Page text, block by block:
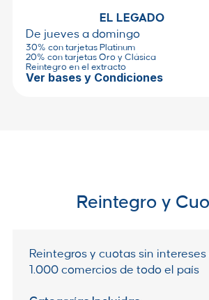
EL LEGADO
De jueves a domingo
30% con tarjetas Platinum
20% con tarjetas Oro y Clásica
Reintegro en el extracto
Ver bases y Condiciones
Reintegro y
Reintegros y cuotas sin
1.000 comercios de todo el país